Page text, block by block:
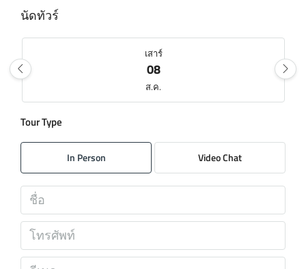
นัดทัวร์
เสาร์
08
ส.ค.
09
10
Tour Type
In Person Video Chat